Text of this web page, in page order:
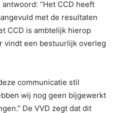
“Het CCD heeft
met de resultaten
CCD is ambtelijk hierop
vindt een bestuurlijk overleg
communicatie stil
wij nog geen bijgewerkt
De VVD zegt dat dit